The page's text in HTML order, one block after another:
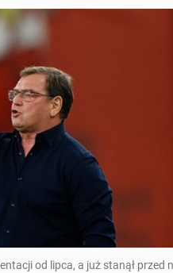
od lipca, a już stanął przed